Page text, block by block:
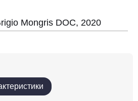
Mongris DOC, 2020